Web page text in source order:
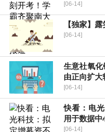
[06-14]
【独家】
[06-14]
生意社氧
由正向扩大
[06-14]
快看：电
用于数据中
[06-14]